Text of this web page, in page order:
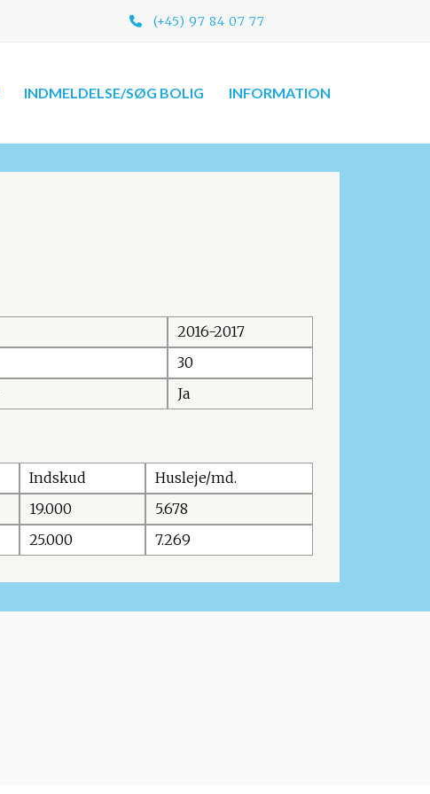
(+45) 97 84 07 77​
INDMELDELSE/SØG BOLIG INFORMATION
2016-2017
30
Ja
Indskud
Husleje/md.
19.000
5.678
25.000 7.269